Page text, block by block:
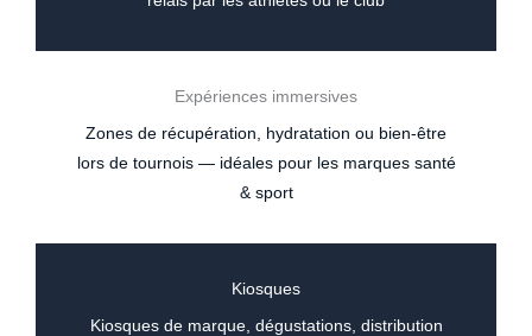
Kiosques
Kiosques de marque, dégustations, distribution
Expériences immersives
Zones de récupération, hydratation ou bien-être
lors de tournois — idéales pour les marques santé
& sport